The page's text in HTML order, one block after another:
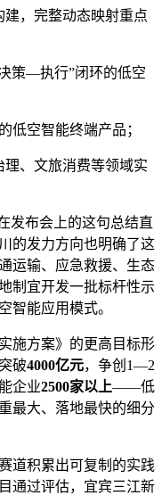
，完整动态映射重点
策—执行”闭环的低空
低空智能终端产品；
、文旅消费等领域实
发布会上的这句总结直
的发力方向也明确了这
运输、应急救援、生态
制宜开发一批标杆性示
智能应用模式。
施方案》的更高目标形
破4000亿元，争创1—2
企业2500家以上——低
最大、落地最快的细分
道积累出可复制的实践
通过评估，宜宾三江新